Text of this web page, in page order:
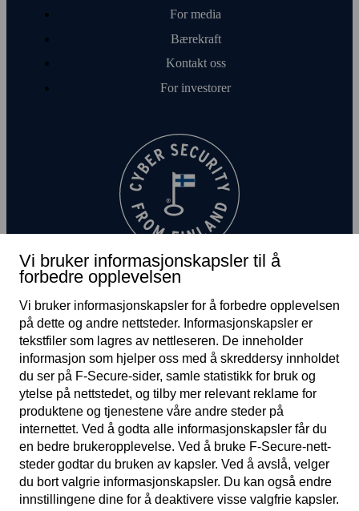
For media
Bærekraft
Kontakt oss
For investorer
NO
Vilkår for tjenesten
Person­vern­policy
Vi bruker informasjonskapsler til å
forbedre opplevelsen
Vi bruker informasjonskapsler for å forbedre opplevelsen
på dette og andre nett­steder. Informasjons­kapsler er
tekst­filer som lagres av nett­leseren. De inneholder
informasjon som hjelper oss med å skreddersy innholdet
du ser på F‑Secure-sider, samle statistikk for bruk og
ytelse på nett­stedet, og tilby mer relevant reklame for
produktene og tjenestene våre andre steder på
internettet. Ved å godta alle informasjons­kapsler får du
en bedre bruker­opplevelse. Ved å bruke F‑Secure-nett­
steder godtar du bruken av kapsler. Ved å avslå, velger
du bort valgrie informasjonskapsler. Du kan også endre
innstillingene dine for å deaktivere visse valgfrie kapsler.